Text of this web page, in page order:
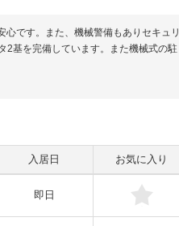
です。また、機械警備もありセキュリ
2基を完備しています。また機械式の駐
入居日 お気に入り
即日